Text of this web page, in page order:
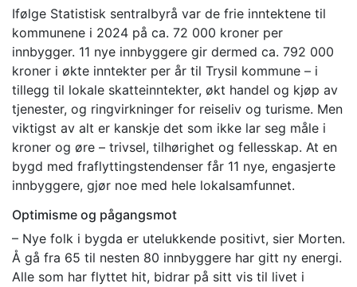
Ifølge Statistisk sentralbyrå var de frie inntektene til
kommunene i 2024 på ca. 72 000 kroner per
innbygger. 11 nye innbyggere gir dermed ca. 792 000
kroner i økte inntekter per år til Trysil kommune – i
tillegg til lokale skatteinntekter, økt handel og kjøp av
tjenester, og ringvirkninger for reiseliv og turisme. Men
viktigst av alt er kanskje det som ikke lar seg måle i
kroner og øre – trivsel, tilhørighet og fellesskap. At en
bygd med fraflyttingstendenser får 11 nye, engasjerte
innbyggere, gjør noe med hele lokalsamfunnet.
Optimisme og pågangsmot
– Nye folk i bygda er utelukkende positivt, sier Morten.
Å gå fra 65 til nesten 80 innbyggere har gitt ny energi.
Alle som har flyttet hit, bidrar på sitt vis til livet i